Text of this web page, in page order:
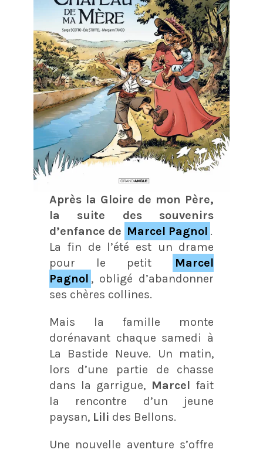
Après la Gloire de mon Père,
la suite des souvenirs
d’enfance de Marcel Pagnol .
La fin de l’été est un drame
pour le petit
Marcel
Pagnol , obligé d’abandonner
ses chères collines.
Mais la famille monte
dorénavant chaque samedi à
La Bastide Neuve. Un matin,
lors d’une partie de chasse
dans la garrigue, Marcel fait
la rencontre d’un jeune
paysan, Lili des Bellons.
Une nouvelle aventure s’offre